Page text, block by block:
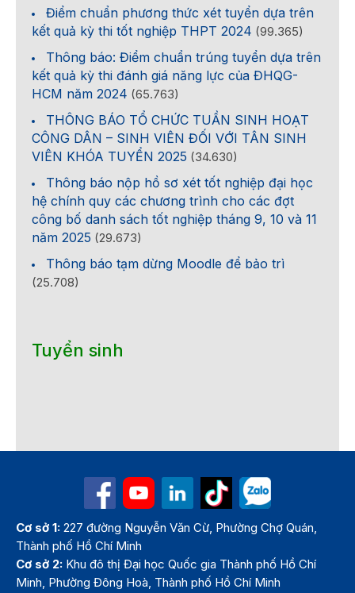
Điểm chuẩn phương thức xét tuyển dựa trên
kết quả kỳ thi tốt nghiệp THPT 2024 (99.365)
Thông báo: Điểm chuẩn trúng tuyển dựa trên
kết quả kỳ thi đánh giá năng lực của ĐHQG-
HCM năm 2024 (65.763)
THÔNG BÁO TỔ CHỨC TUẦN SINH HOẠT
CÔNG DÂN – SINH VIÊN ĐỐI VỚI TÂN SINH
VIÊN KHÓA TUYỂN 2025 (34.630)
Thông báo nộp hồ sơ xét tốt nghiệp đại học
hệ chính quy các chương trình cho các đợt
công bố danh sách tốt nghiệp tháng 9, 10 và 11
năm 2025 (29.673)
Thông báo tạm dừng Moodle để bảo trì
(25.708)
Tuyển sinh
Cơ sở 1: 227 đường Nguyễn Văn Cừ, Phường Chợ Quán,
Thành phố Hồ Chí Minh
Cơ sở 2: Khu đô thị Đại học Quốc gia Thành phố Hồ Chí
Minh, Phường Đông Hoà, Thành phố Hồ Chí Minh